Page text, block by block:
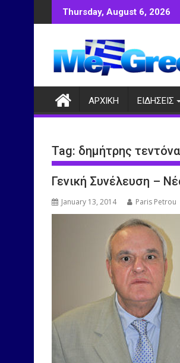
to
Thursday, August 6, 2026
ΑΡΧΙΚΗ ΕΙΔΗΣΕΙΣ
Tag: δημήτρης
Γενική Συνέλευση –
January 13, 2014 Paris Petrou